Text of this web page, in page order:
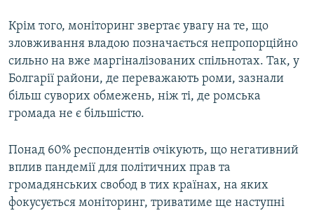
Крім того, моніторинг звертає увагу на те, що
зловживання владою позначається непропорційно
сильно на вже маргіналізованих спільнотах. Так, у
Болгарії райони, де переважають роми, зазнали
більш суворих обмежень, ніж ті, де ромська
громада не є більшістю.
Понад 60% респондентів очікують, що негативний
вплив пандемії для політичних прав та
громадянських свобод в тих країнах, на яких
фокусується моніторинг, триватиме ще наступні